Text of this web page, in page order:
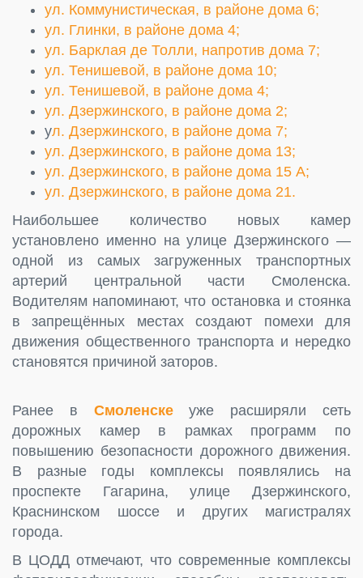
ул. Коммунистическая, в районе дома 6;
ул. Глинки, в районе дома 4;
ул. Барклая де Толли, напротив дома 7;
ул. Тенишевой, в районе дома 10;
ул. Тенишевой, в районе дома 4;
ул. Дзержинского, в районе дома 2;
ул. Дзержинского, в районе дома 7;
ул. Дзержинского, в районе дома 13;
ул. Дзержинского, в районе дома 15 А;
ул. Дзержинского, в районе дома 21.
Наибольшее количество новых камер
установлено именно на улице Дзержинского —
одной из самых загруженных транспортных
артерий центральной части Смоленска.
Водителям напоминают, что остановка и стоянка
в запрещённых местах создают помехи для
движения общественного транспорта и нередко
становятся причиной заторов.
Ранее в Смоленске
уже расширяли сеть
дорожных камер в рамках программ по
повышению безопасности дорожного движения.
В разные годы комплексы появлялись на
проспекте Гагарина, улице Дзержинского,
Краснинском шоссе и других магистралях
города.
В ЦОДД отмечают, что современные комплексы